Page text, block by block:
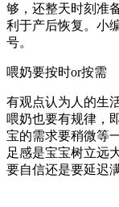
够，还整天时刻准
利于产后恢复。小
号。
喂奶要按时or按需
有观点认为人的生
喂奶也要有规律，
宝的需求要稍微等
足感是宝宝树立远
要自信还是要延迟